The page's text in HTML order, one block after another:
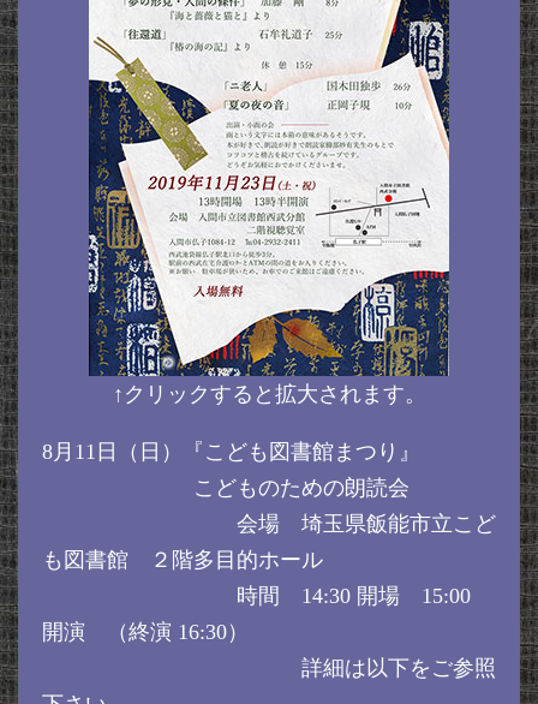
↑クリックすると拡大されます。
8月11日（日）『こども図書館まつり』
こどものための朗読会
会場 埼玉県飯能市立こど
も図書館 ２階多目的ホール
時間 14:30 開場 15:00
開演 （終演 16:30）
詳細は以下をご参照